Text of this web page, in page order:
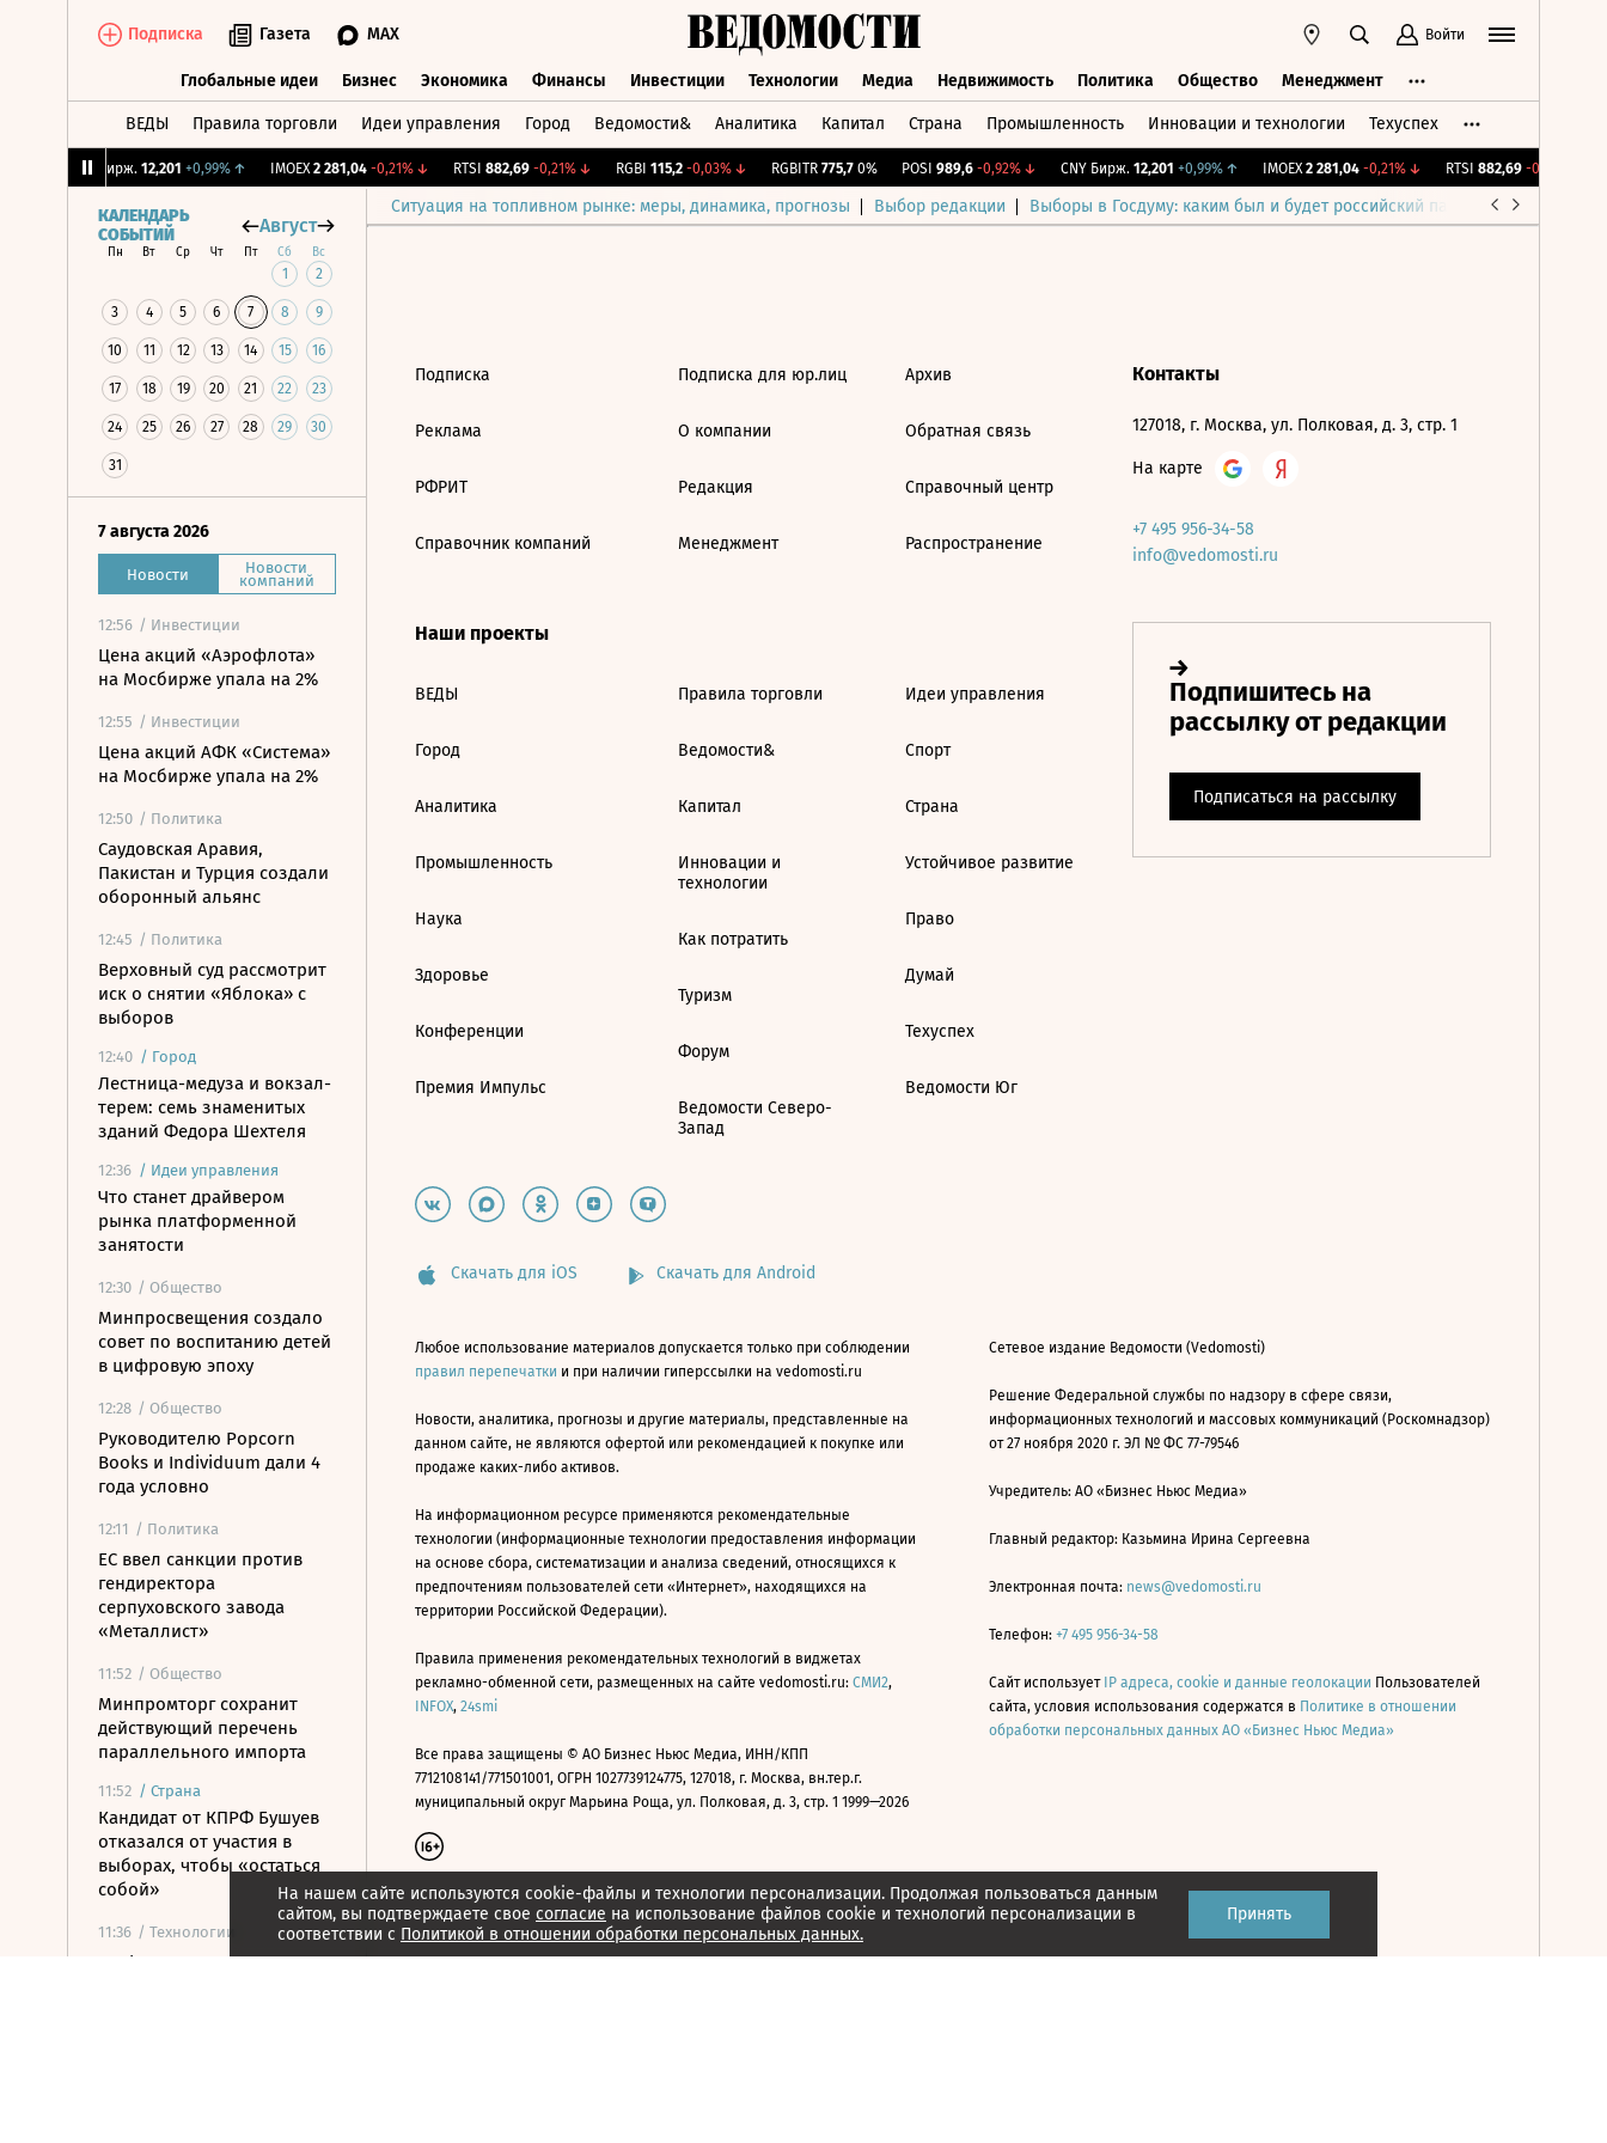
Подписка Газета MAX Войти
Глобальные идеи Бизнес Экономика Финансы Инвестиции Технологии Медиа Недвижимость Политика Общество Менеджмент
ВЕДЫ Правила торговли Идеи управления Город Ведомости& Аналитика Капитал Страна Промышленность Инновации и технологии Техуспех
CNY Бирж. 12,201 +0,99%↑ IMOEX 2 281,04 -0,21%↓ RTSI 882,69 -0,21%↓ RGBI 115,2 -0,03%↓ RGBITR 775,7 0% POSI 989,6 -0,92%↓ CNY Бирж. 12,201 +0,99%↑ IMOEX 2 281,04 -0,21%↓ RTSI 882,69 -0,21%
Ситуация на топливном рынке: меры, динамика, прогнозы Выбор редакции Выборы в Госдуму: каким был и будет российский парламент
КАЛЕНДАРЬ
СОБЫТИЙ
Август
Пн Вт Ср Чт Пт Сб Вс
1 2
3 4 5 6 7 8 9
10 11 12 13 14 15 16
17 18 19 20 21 22 23
24 25 26 27 28 29 30
31
7 августа 2026
Новости Новости
компаний
12:56 / Инвестиции
Цена акций «Аэрофлота»
на Мосбирже упала на 2%
12:55 / Инвестиции
Цена акций АФК «Система»
на Мосбирже упала на 2%
12:50 / Политика
Саудовская Аравия,
Пакистан и Турция создали
оборонный альянс
12:45 / Политика
Верховный суд рассмотрит
иск о снятии «Яблока» с
выборов
12:40 / Город
Лестница-медуза и вокзал-
терем: семь знаменитых
зданий Федора Шехтеля
12:36 / Идеи управления
Что станет драйвером
рынка платформенной
занятости
12:30 / Общество
Минпросвещения создало
совет по воспитанию детей
в цифровую эпоху
12:28 / Общество
Руководителю Popcorn
Books и Individuum дали 4
года условно
12:11 / Политика
ЕС ввел санкции против
гендиректора
серпуховского завода
«Металлист»
11:52 / Общество
Минпромторг сохранит
действующий перечень
параллельного импорта
11:52 / Страна
Кандидат от КПРФ Бушуев
отказался от участия в
выборах, чтобы «остаться
собой»
11:36 / Технологии
В РФ определили первые
На нашем сайте используются cookie-файлы и технологии персонализации. Продолжая пользоваться данным
сайтом, вы подтверждаете свое согласие на использование файлов cookie и технологий персонализации в
соответствии с Политикой в отношении обработки персональных данных.
Принять
Подписка
Реклама
РФРИТ
Справочник компаний
Подписка для юр.лиц
О компании
Редакция
Менеджмент
Архив
Обратная связь
Справочный центр
Распространение
Наши проекты
ВЕДЫ
Город
Аналитика
Промышленность
Наука
Здоровье
Конференции
Премия Импульс
Правила торговли
Ведомости&
Капитал
Инновации и
технологии
Как потратить
Туризм
Форум
Ведомости Северо-
Запад
Идеи управления
Спорт
Страна
Устойчивое развитие
Право
Думай
Техуспех
Ведомости Юг
Контакты
127018, г. Москва, ул. Полковая, д. 3, стр. 1
На карте
+7 495 956-34-58
info@vedomosti.ru
Скачать для iOS Скачать для Android
Любое использование материалов допускается только при соблюдении
правил перепечатки и при наличии гиперссылки на vedomosti.ru
Новости, аналитика, прогнозы и другие материалы, представленные на
данном сайте, не являются офертой или рекомендацией к покупке или
продаже каких-либо активов.
На информационном ресурсе применяются рекомендательные
технологии (информационные технологии предоставления информации
на основе сбора, систематизации и анализа сведений, относящихся к
предпочтениям пользователей сети «Интернет», находящихся на
территории Российской Федерации).
Правила применения рекомендательных технологий в виджетах
рекламно-обменной сети, размещенных на сайте vedomosti.ru: СМИ2,
INFOX, 24smi
Все права защищены © АО Бизнес Ньюс Медиа, ИНН/КПП
7712108141/771501001, ОГРН 1027739124775, 127018, г. Москва, вн.тер.г.
муниципальный округ Марьина Роща, ул. Полковая, д. 3, стр. 1 1999—2026
Сетевое издание Ведомости (Vedomosti)
Решение Федеральной службы по надзору в сфере связи,
информационных технологий и массовых коммуникаций (Роскомнадзор)
от 27 ноября 2020 г. ЭЛ № ФС 77-79546
Учредитель: АО «Бизнес Ньюс Медиа»
Главный редактор: Казьмина Ирина Сергеевна
Электронная почта: news@vedomosti.ru
Телефон: +7 495 956-34-58
Сайт использует IP адреса, cookie и данные геолокации Пользователей
сайта, условия использования содержатся в Политике в отношении
обработки персональных данных АО «Бизнес Ньюс Медиа»